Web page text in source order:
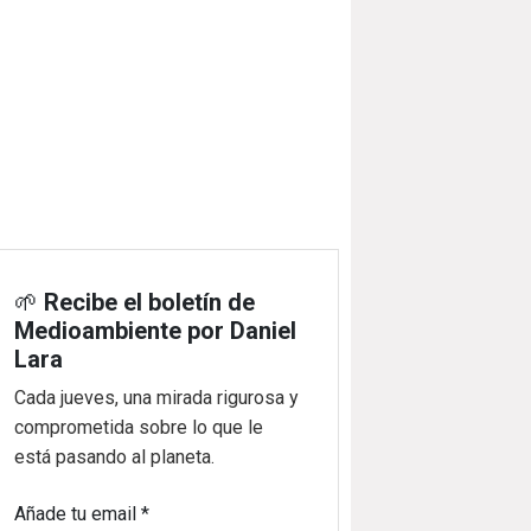
🌱 Recibe el boletín de
Medioambiente por Daniel
Lara
Cada jueves, una mirada rigurosa y
comprometida sobre lo que le
está pasando al planeta.
Añade tu email*